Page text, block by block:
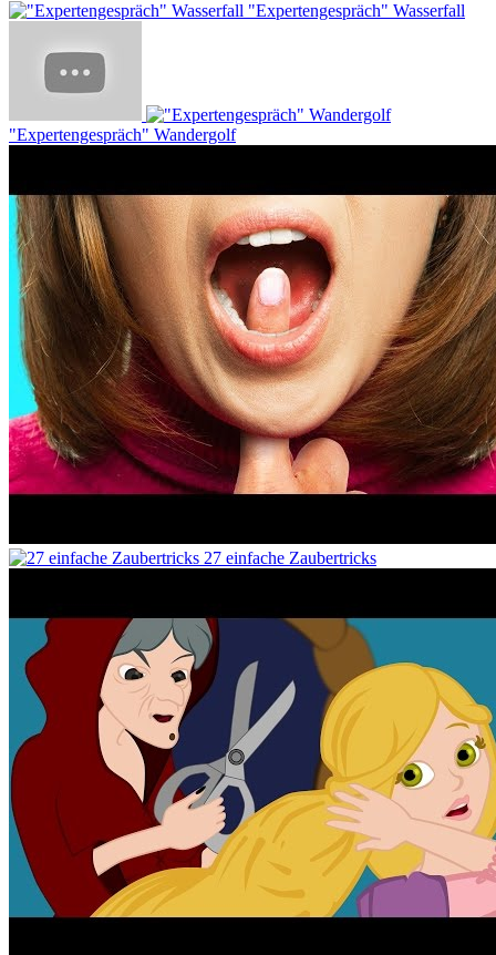
"Expertengespräch" Wasserfall
"Expertengespräch" Wandergolf
27 einfache Zaubertricks